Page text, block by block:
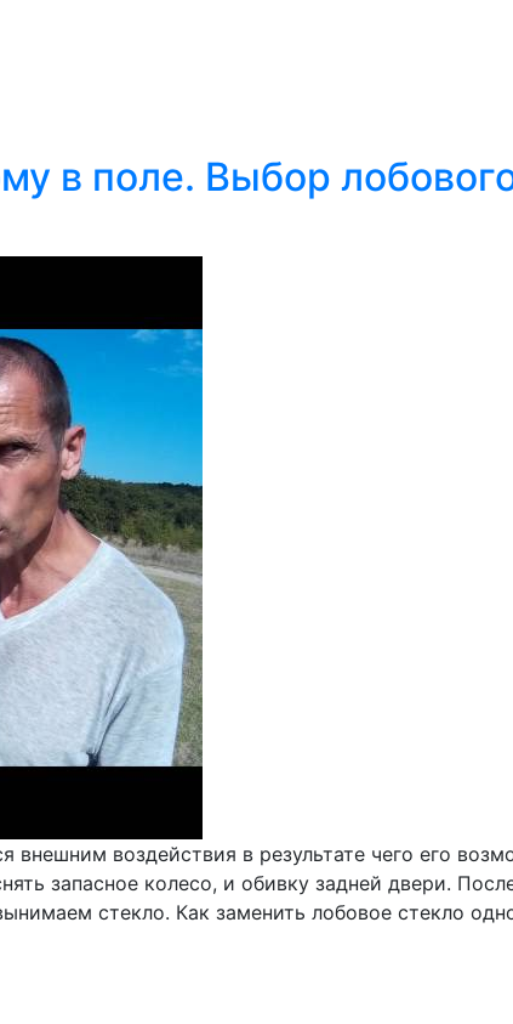
в поле. Выбор
воздействия в результате чего его
запасное колесо, и обивку задней двери.
стекло. Как заменить лобовое стекло